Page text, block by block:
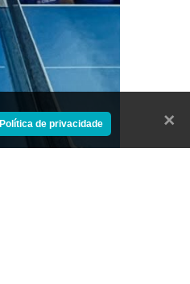
Política de privacidade